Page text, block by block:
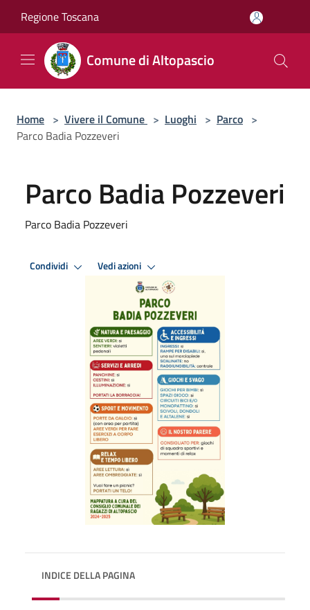
Regione Toscana
Comune di Altopascio
Home > Vivere il Comune > Luoghi > Parco >
Parco Badia Pozzeveri
Parco Badia Pozzeveri
Parco Badia Pozzeveri
Condividi Vedi azioni
INDICE DELLA PAGINA